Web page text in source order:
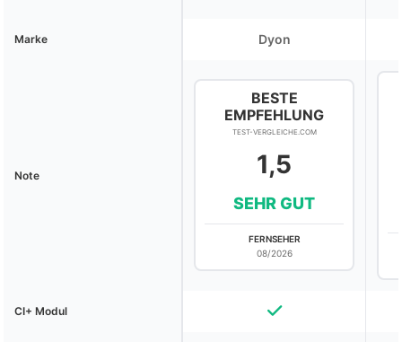
Marke Dyon
Note
BESTE
EMPFEHLUNG
TEST-VERGLEICHE.COM
1,5
SEHR GUT
FERNSEHER
08/2026
CI+ Modul